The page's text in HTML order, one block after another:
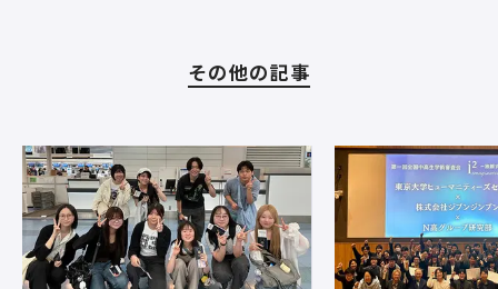
その他の記事